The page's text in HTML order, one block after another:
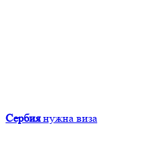
Сербия нужна виза